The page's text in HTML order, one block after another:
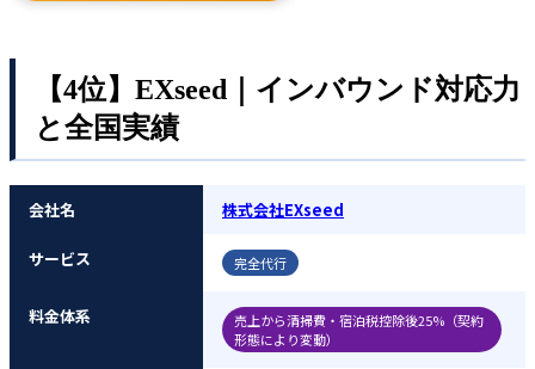
【4位】EXseed｜インバウンド対応力
と全国実績
会社名 株式会社EXseed
サービス 完全代行
料金体系
売上から清掃費・宿泊税控除後25%（契約
形態により変動）